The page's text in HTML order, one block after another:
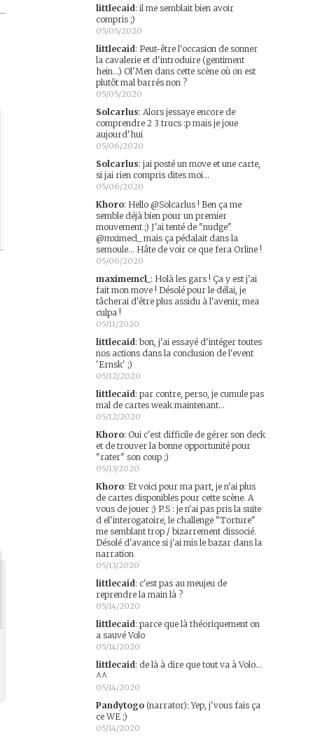
littlecaid: il me semblait bien avoir
compris ;)
05/05/2020
littlecaid: Peut-être l'occasion de sonner
la cavalerie et d'introduire (gentiment
hein...) Ol'Men dans cette scène où on est
plutôt mal barrés non ?
05/05/2020
Solcarlus: Alors jessaye encore de
comprendre 2 3 trucs :p mais je joue
aujourd'hui
05/06/2020
Solcarlus: jai posté un move et une carte,
si jai rien compris dites moi...
05/06/2020
Khoro: Hello @Solcarlus ! Ben ça me
semble déjà bien pour un premier
mouvement ;) J'ai tenté de "nudge"
@mximecl_ mais ça pédalait dans la
semoule... Hâte de voir ce que fera Orline !
05/06/2020
maximemcl_ : Holà les gars ! Ça y est j'ai
fait mon move ! Désolé pour le délai, je
tâcherai d'être plus assidu à l'avenir, mea
culpa !
05/11/2020
littlecaid: bon, j'ai essayé d'intéger toutes
nos actions dans la conclusion de l'event
'Ernsk' ;)
05/12/2020
littlecaid: par contre, perso, je cumule pas
mal de cartes weak maintenant...
05/12/2020
Khoro: Oui c'est difficile de gérer son deck
et de trouver la bonne opportunité pour
"rater" son coup ;)
05/13/2020
Khoro: Et voici pour ma part, je n'ai plus
de cartes disponibles pour cette scène. A
vous de jouer ;) P.S : je n'ai pas pris la suite
d el'interogatoire, le challenge "Torture"
me semblant trop / bizarrement dissocié.
Désolé d'avance si j'ai mis le bazar dans la
narration
05/13/2020
littlecaid: c'est pas au meujeu de
reprendre la main là ?
05/14/2020
littlecaid: parce que là théoriquement on
a sauvé Volo
05/14/2020
littlecaid: de là à dire que tout va à Volo...
^^
05/14/2020
Pandytogo(narrator):Yep, j'vous fais ça
ce WE ;)
05/14/2020